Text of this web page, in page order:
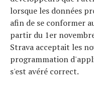
lorsque les données
afin de se conformer
partir du 1er
Strava acceptait les
programmation
s'est avéré correct.